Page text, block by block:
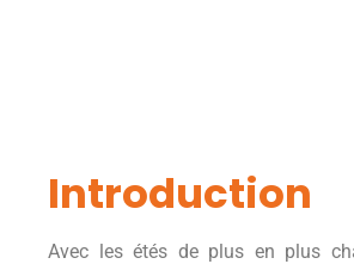
Introduction
Avec les étés de plus en plus